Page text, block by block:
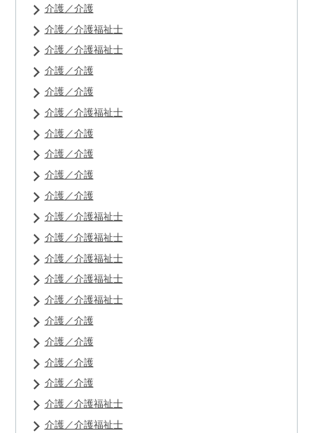
介護／介護
介護／介護福祉士
介護／介護福祉士
介護／介護
介護／介護
介護／介護福祉士
介護／介護
介護／介護
介護／介護
介護／介護
介護／介護福祉士
介護／介護福祉士
介護／介護福祉士
介護／介護福祉士
介護／介護福祉士
介護／介護
介護／介護
介護／介護
介護／介護
介護／介護福祉士
介護／介護福祉士